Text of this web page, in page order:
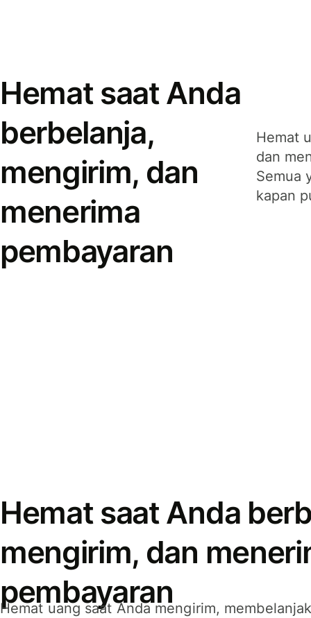
Hemat saat Anda
berbelanja,
mengirim, dan
menerima
pembayaran
Hemat
dan
Semua
kapan
Hemat saat Anda
mengirim, dan
pembayaran
Hemat uang saat Anda mengirim,